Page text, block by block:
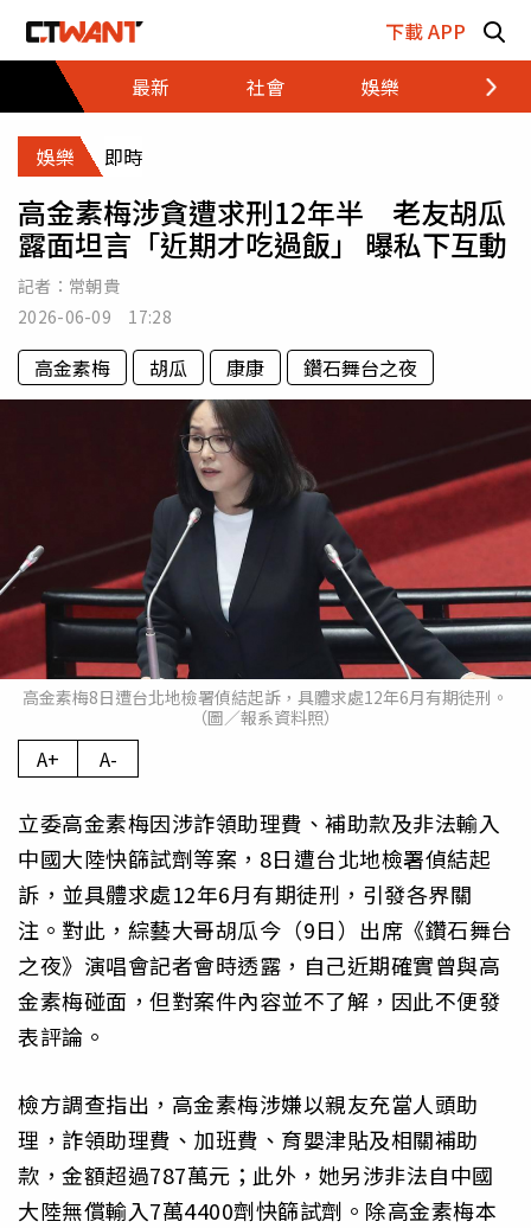
下載 APP
最新
社會 娛樂 財經
娛樂 即時
高金素梅涉貪遭求刑12年半 老友胡瓜
露面坦言「近期才吃過飯」 曝私下互動
記者： 常朝貴
2026-06-09 17:28
高金素梅 胡瓜 康康 鑽石舞台之夜
高金素梅8日遭台北地檢署偵結起訴，具體求處12年6月有期徒刑。
（圖／報系資料照）
A+ A-
立委高金素梅因涉詐領助理費、補助款及非法輸入
中國大陸快篩試劑等案，8日遭台北地檢署偵結起
訴，並具體求處12年6月有期徒刑，引發各界關
注。對此，綜藝大哥胡瓜今（9日）出席《鑽石舞台
之夜》演唱會記者會時透露，自己近期確實曾與高
金素梅碰面，但對案件內容並不了解，因此不便發
表評論。
檢方調查指出，高金素梅涉嫌以親友充當人頭助
理，詐領助理費、加班費、育嬰津貼及相關補助
款，金額超過787萬元；此外，她另涉非法自中國
大陸無償輸入7萬4400劑快篩試劑。除高金素梅本